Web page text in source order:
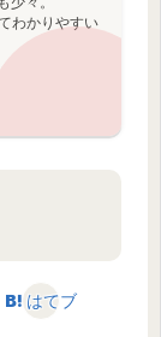
わかりやすい
はてブ